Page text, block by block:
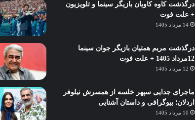
درگذشت کاوه کاویان بازیگر سینما و تلویزیون
+ علت فوت
14 مرداد 1405
درگذشت مریم همتیان بازیگر جوان سینما
12مرداد 1405 + علت فوت
12 مرداد 1405
ماجرای جدایی سپهر خلسه از همسرش نیلوفر
اردلان؛ بیوگرافی و داستان آشنایی
10 مرداد 1405